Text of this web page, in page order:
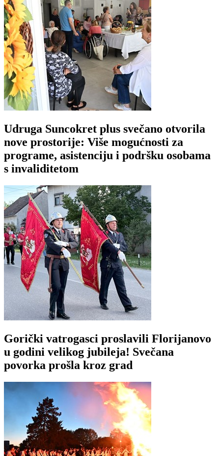
Udruga Suncokret plus svečano otvorila
nove prostorije: Više mogućnosti za
programe, asistenciju i podršku osobama
s invaliditetom
Gorički vatrogasci proslavili Florijanovo
u godini velikog jubileja! Svečana
povorka prošla kroz grad